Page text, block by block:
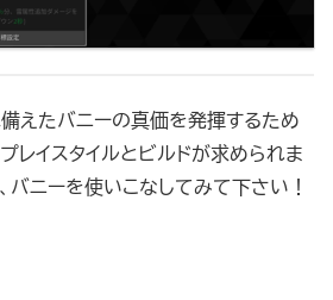
えたバニーの真価を発揮するため
レイスタイルとビルドが求められま
バニーを使いこなしてみて下さい！